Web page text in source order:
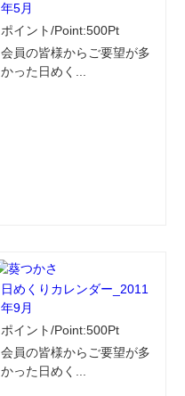
年5月
ポイント/Point:500Pt
会員の皆様からご要望が多
かった日めく...
日めくりカレンダー_2011
年9月
ポイント/Point:500Pt
会員の皆様からご要望が多
かった日めく...